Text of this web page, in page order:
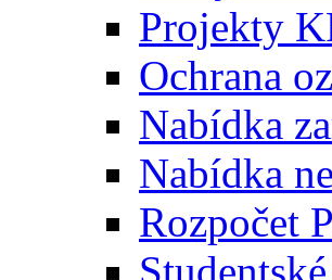
Projekty
Ochrana
Nabídka
Nabídka
Rozpočet